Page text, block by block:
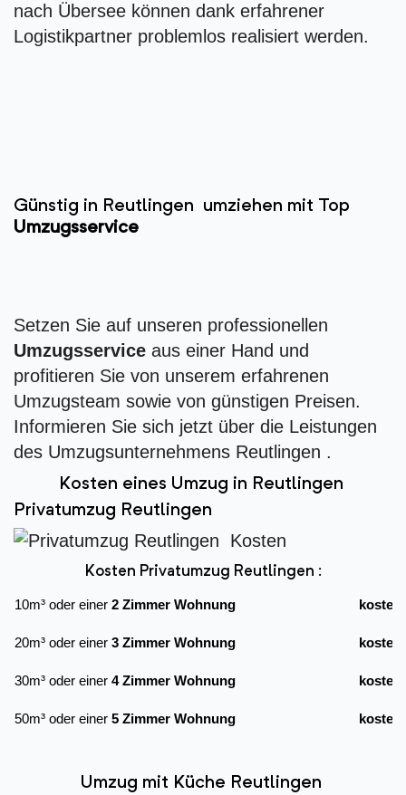
nach Übersee können dank erfahrener
Logistikpartner problemlos realisiert werden.
Günstig in Reutlingen umziehen mit Top
Umzugsservice
Setzen Sie auf unseren professionellen
Umzugsservice aus einer Hand und
profitieren Sie von unserem erfahrenen
Umzugsteam sowie von günstigen Preisen.
Informieren Sie sich jetzt über die Leistungen
des Umzugsunternehmens Reutlingen .
Kosten eines Umzug in Reutlingen
Privatumzug Reutlingen
Kosten Privatumzug Reutlingen :
10m³ oder einer 2 Zimmer Wohnung kostet
20m³ oder einer 3 Zimmer Wohnung kostet
30m³ oder einer 4 Zimmer Wohnung kostet
50m³ oder einer 5 Zimmer Wohnung kostet
Umzug mit Küche Reutlingen